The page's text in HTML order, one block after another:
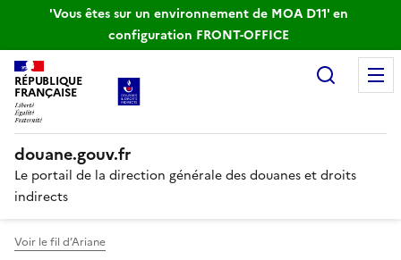
'Vous êtes sur un environnement de MOA D11' en
configuration FRONT-OFFICE
RÉPUBLIQUE
FRANÇAISE
douane.gouv.fr
Le portail de la direction générale des douanes et droits
indirects
Voir le fil d’Ariane